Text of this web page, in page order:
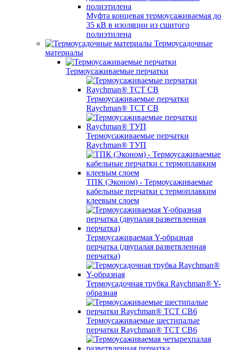
Муфта концевая термоусаживаемая до
35 кВ в изоляции из сшитого
полиэтилена
Термоусадочные
материалы
Термоусаживаемые перчатки
Термоусаживаемые перчатки
Raychman® TCT CB
Термоусаживаемые перчатки
Raychman® ТУП
ТПК (Эконом) - Термоусаживаемые
кабельные перчатки с термоплавким
клеевым слоем
Термоусаживаемая Y-образная
перчатка (двупалая разветвленная
перчатка)
Термоусадочная трубка Raychman® Y-
образная
Термоусаживаемые шестипалые
перчатки Raychman® ТСТ СВ6